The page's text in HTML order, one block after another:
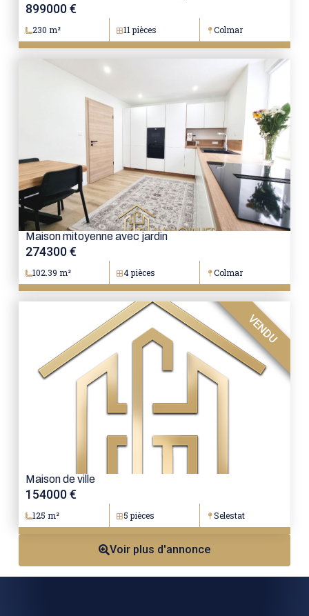
Voir plus d'annonce
899000 €
230 m² 11 pièces Colmar
Maison mitoyenne avec jardin
274300 €
102.39 m² 4 pièces Colmar
VENDU
Maison de ville
154000 €
125 m² 5 pièces Selestat